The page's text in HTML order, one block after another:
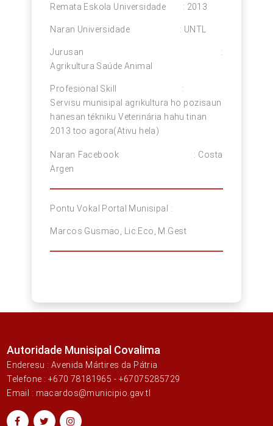
Remata Eskola Universidade : 2013
Naran Universidade : UNTL
Jurusan :
Agrikultura Saúde Animal
Profesional Skill :
Servisu munisipal agrikultura ho pozisaun
hanesan tékniku Veterinária hahu tinan
2013 too agora(Ativu hela)
Naran Facebook : Costa
Argen
Pontu Vokal Portal Munisipal :
Marcos Gusmao, Lic.Eco, M.Gest
Autoridade Munisipal Covalima
Enderesu : Avenida Mártires da Pátria
Telefone : +670 78181965 - +67075285729
Email : macardos@municipio.gav.tl